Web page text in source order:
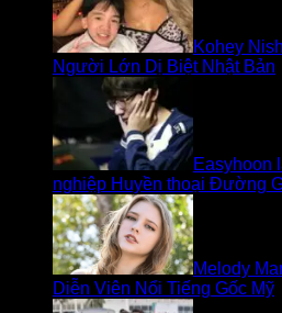
Kohey
Người Lớn Dị Biệt Nhật Bản
Easyhoon
nghiệp Huyền thoại Đường
Melody
Diễn Viên Nổi Tiếng Gốc Mỹ